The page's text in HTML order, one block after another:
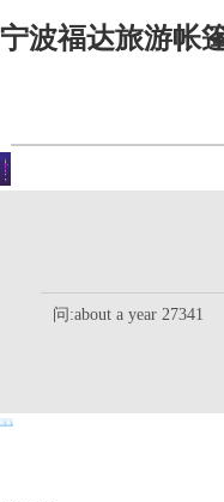
宁波福达旅游帐
问:about a year 27341